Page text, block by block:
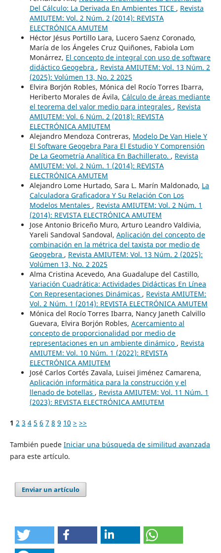
Del Cálculo: La Derivada En Ambientes TICE , Revista
AMIUTEM: Vol. 2 Núm. 2 (2014): REVISTA
ELECTRÓNICA AMUTEM
Héctor Jésus Portillo Lara, Lucero Saenz Coronado,
María de los Ángeles Cruz Quiñones, Fabiola Lom
Monárrez, El concepto de integral con uso de software
didáctico Geogebra , Revista AMIUTEM: Vol. 13 Núm. 2
(2025): Volúmen 13, No. 2 2025
Elvira Borjón Robles, Mónica del Rocío Torres Ibarra,
Heriberto Morales de Ávila, Cálculo de áreas mediante
el teorema del valor medio para integrales , Revista
AMIUTEM: Vol. 6 Núm. 2 (2018): REVISTA
ELECTRÓNICA AMIUTEM
Alejandro Mendoza Contreras, Modelo De Van Hiele Y
El Software Geogebra Para El Estudio Y Comprensión
De La Geometría Analítica En Bachillerato. , Revista
AMIUTEM: Vol. 2 Núm. 1 (2014): REVISTA
ELECTRÓNICA AMUTEM
Alejandro Lome Hurtado, Sara L. Marín Maldonado, La
Calculadora Graficadora Y Su Relación Con Los
Modelos Mentales , Revista AMIUTEM: Vol. 2 Núm. 1
(2014): REVISTA ELECTRÓNICA AMUTEM
Jose Antonio Briceño Muro, Arturo Leandro Valdivia,
Yareli Sandoval Sandoval, Aplicación del concepto de
combinación en la métrica del taxista por medio de
Geogebra , Revista AMIUTEM: Vol. 13 Núm. 2 (2025):
Volúmen 13, No. 2 2025
Alma Cristina Acevedo, Ana Guadalupe del Castillo,
Variación Cuadrática: Actividades Didácticas En Línea
Con Representaciones Dinámicas , Revista AMIUTEM:
Vol. 2 Núm. 1 (2014): REVISTA ELECTRÓNICA AMUTEM
Mónica del Rocío Torres Ibarra, Nancy Janeth Calvillo
Guevara, Elvira Borjón Robles, Acercamiento al
concepto de proporcionalidad por medio de
representaciones en un ambiente dinámico , Revista
AMIUTEM: Vol. 10 Núm. 1 (2022): REVISTA
ELECTRÓNICA AMIUTEM
José Carlos Cortés Zavala, Luisei Jiménez Camarena,
Aplicación informática para la construcción y el
llenado de botellas , Revista AMIUTEM: Vol. 11 Núm. 1
(2023): REVISTA ELECTRÓNICA AMIUTEM
1 2 3 4 5 6 7 8 9 10 > >>
También puede Iniciar una búsqueda de similitud avanzada
para este artículo.
Enviar un artículo